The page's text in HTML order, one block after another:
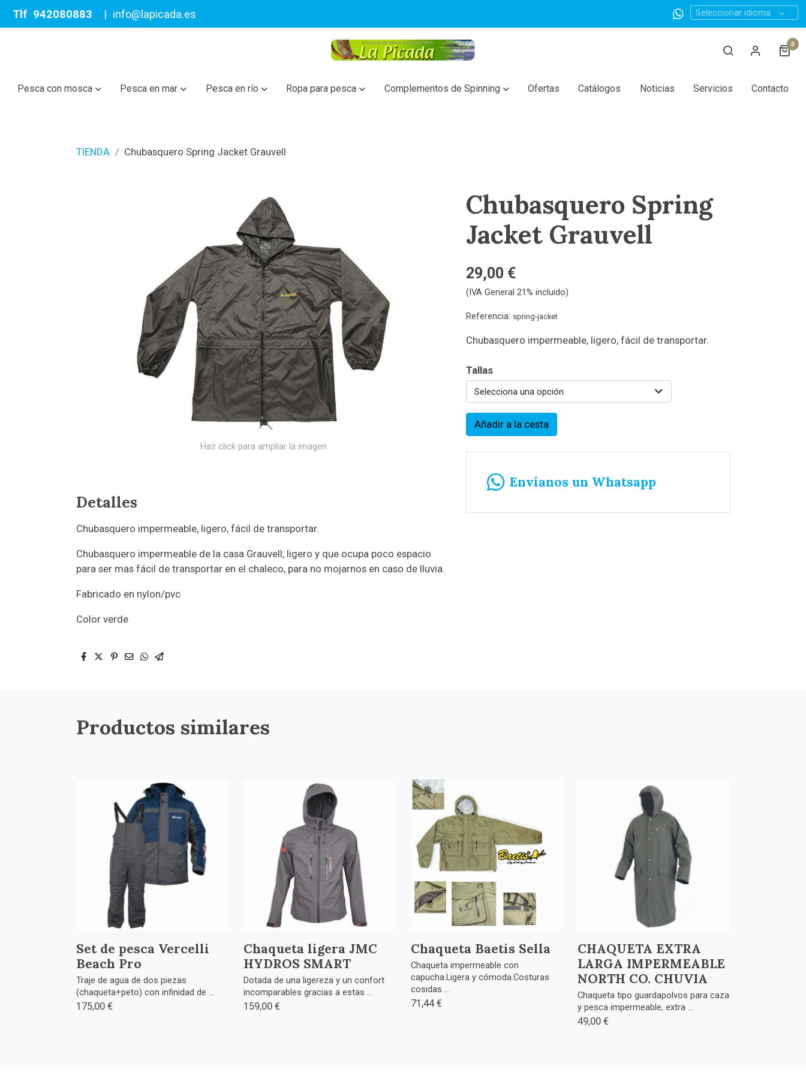
Tlf 942080883 | info@lapicada.es Seleccionar idioma
0
Pesca con mosca Pesca en mar Pesca en río Ropa para pesca Complementos de Spinning Ofertas Catálogos Noticias Servicios Contacto
TIENDA Chubasquero Spring Jacket Grauvell
Haz click para ampliar la imagen
Detalles
Chubasquero impermeable, ligero, fácil de transportar.
Chubasquero impermeable de la casa Grauvell, ligero y que ocupa poco espacio
para ser mas fácil de transportar en el chaleco, para no mojarnos en caso de lluvia.
Fabricado en nylon/pvc
Color verde
Chubasquero Spring
Jacket Grauvell
29,00 €
(IVA General 21% incluido)
Referencia: spring-jacket
Chubasquero impermeable, ligero, fácil de transportar.
Tallas
Selecciona una opción
Añadir a la cesta
Envíanos un Whatsapp
Productos similares
Set de pesca Vercelli
Beach Pro
Traje de agua de dos piezas
(chaqueta+peto) con infinidad de ...
175,00 €
Chaqueta ligera JMC
HYDROS SMART
Dotada de una ligereza y un confort
incomparables gracias a estas ...
159,00 €
Chaqueta Baetis Sella
Chaqueta impermeable con
capucha.Ligera y cómoda.Costuras
cosidas ...
71,44 €
CHAQUETA EXTRA
LARGA IMPERMEABLE
NORTH CO. CHUVIA
Chaqueta tipo guardapolvos para caza
y pesca impermeable, extra ...
49,00 €